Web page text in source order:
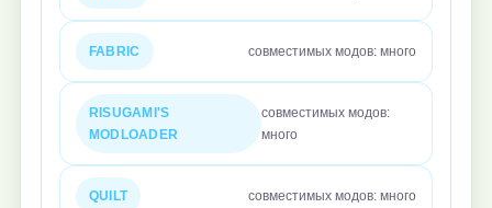
FABRIC совместимых модов: много
RISUGAMI'S
MODLOADER
совместимых модов:
много
QUILT совместимых модов: много